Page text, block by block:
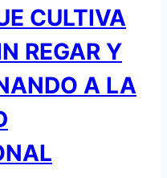
CULTIVA
REGAR Y
A LA